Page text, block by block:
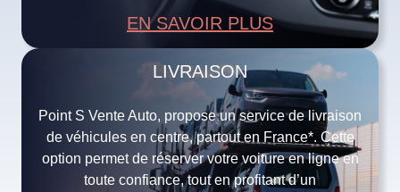
EN SAVOIR PLUS
LIVRAISON
Point S Vente Auto, propose un service de livraison
de véhicules en centre, partout en France*. Cette
option permet de réserver votre voiture en ligne en
toute confiance, tout en profitant d’un